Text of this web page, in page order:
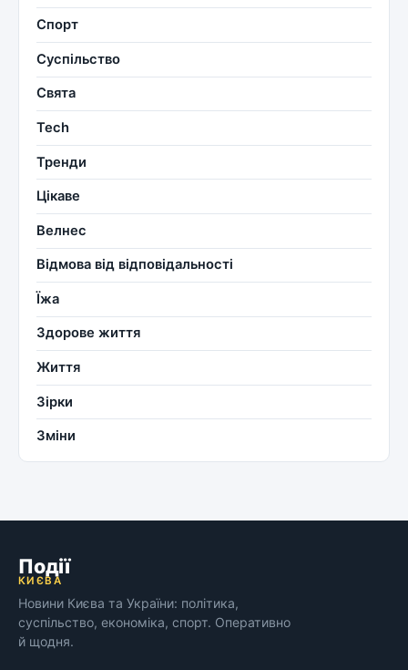
Спорт
Суспільство
Свята
Tech
Тренди
Цікаве
Велнес
Відмова від відповідальності
Їжа
Здорове життя
Життя
Зірки
Зміни
Події
КИЄВА
Новини Києва та України: політика,
суспільство, економіка, спорт. Оперативно
й щодня.